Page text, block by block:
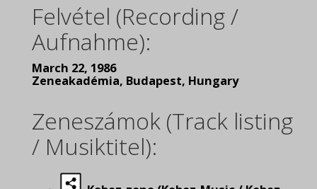
Felvétel (Recording /
Aufnahme):
March 22, 1986
Zeneakadémia, Budapest, Hungary
Zeneszámok (Track listing
/ Musiktitel):